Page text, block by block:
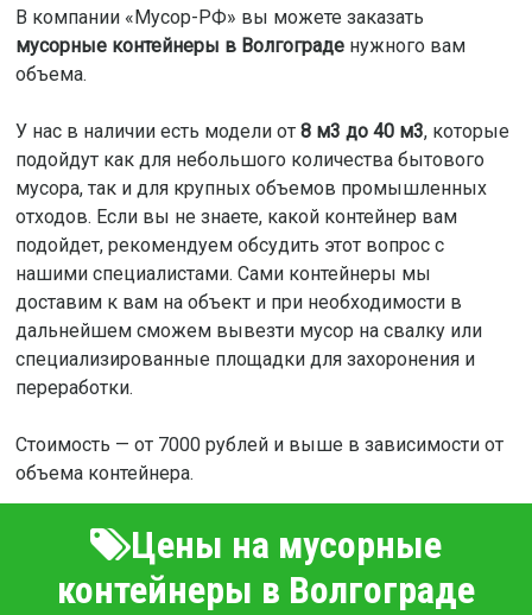
В компании «Мусор-РФ» вы можете заказать
мусорные контейнеры в Волгограденужного вам
объема.
У нас в наличии есть модели от 8 м3 до 40 м3, которые
подойдут как для небольшого количества бытового
мусора, так и для крупных объемов промышленных
отходов. Если вы не знаете, какой контейнер вам
подойдет, рекомендуем обсудить этот вопрос с
нашими специалистами. Сами контейнеры мы
доставим к вам на объект и при необходимости в
дальнейшем сможем вывезти мусор на свалку или
специализированные площадки для захоронения и
переработки.
Стоимость — от 7000 рублей и выше в зависимости от
объема контейнера.
Цены на мусорные
контейнеры в Волгограде